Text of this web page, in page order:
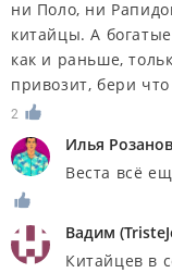
ни Поло, ни
китайцы. А
как и раньше,
привозит, бери что
2
Илья Розанов
Веста всё
Вадим (
Китайцев в